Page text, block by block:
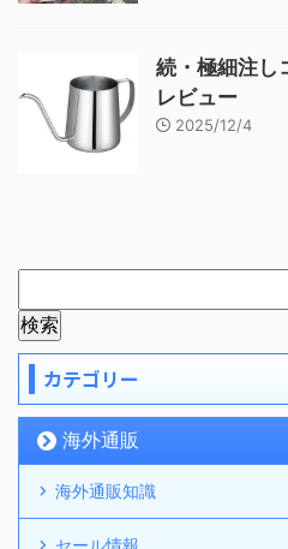
続・極細注し
レビュー
2025/12/4
カテゴリー
海外通販
海外通販知識